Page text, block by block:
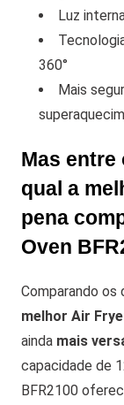
Luz
360°
Mais
Mas entre
qual a
pena
Oven
Comparando os
melhor Air
ainda mais
capacidade de
BFR2100